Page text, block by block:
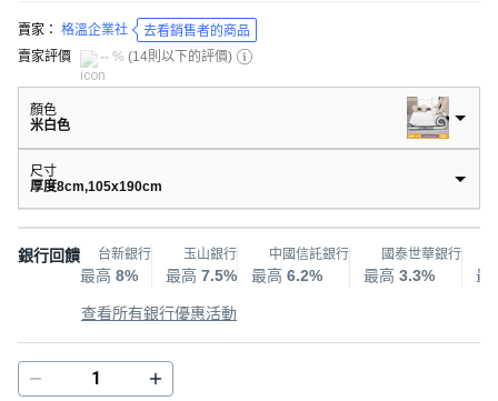
賣家： 格溫企業社
去看銷售者的商品
賣家評價
-- % (14則以下的評價)
顏色
米白色
尺寸
厚度8cm,105x190cm
銀行回饋 台新銀行
最高 8%
玉山銀行
最高 7.5%
中國信託銀行
最高 6.2%
國泰世華銀行
最高 3.3% 最
查看所有銀行優惠活動